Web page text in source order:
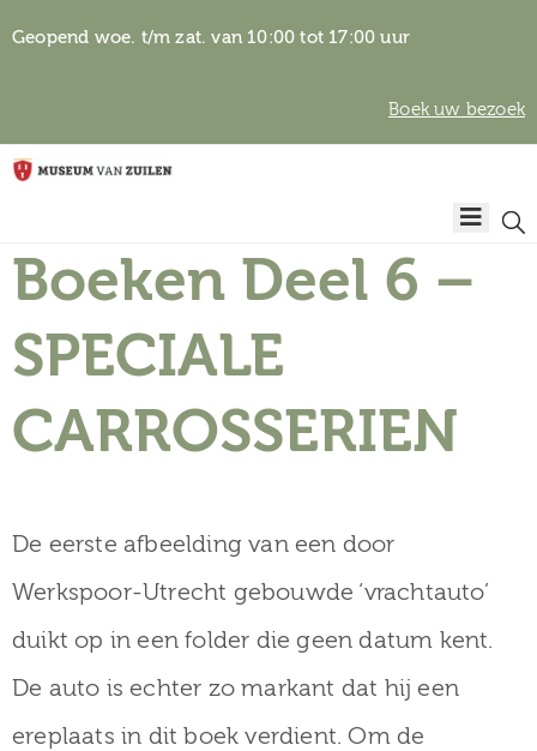
Geopend woe. t/m zat. van 10:00 tot 17:00 uur
Boek uw bezoek
Home
Plan
uw
bezoek
museum
Boeken Deel 6 –
SPECIALE
CARROSSERIEN
De eerste afbeelding van een door
Werkspoor-Utrecht gebouwde ‘vrachtauto’
duikt op in een folder die geen datum kent.
De auto is echter zo markant dat hij een
ereplaats in dit boek verdient. Om de
Algemene
Auteursrechten